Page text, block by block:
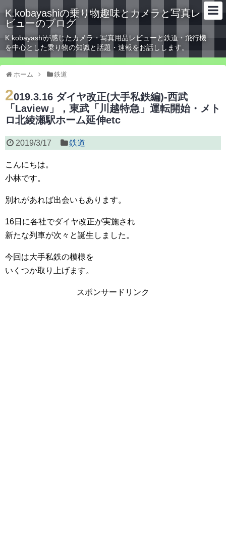
K.kobayashiの乗り物趣味とカメラと写真レ
ビューのブログ
K.kobayashiが感じたカメラ・写真用品レビューと鉄道・飛行機
を中心とした乗り物の知識と話題・速報をお話しします。
ホーム 鉄道
2019.3.16 ダイヤ改正(大手私鉄編)-西武
「Laview」，東武「川越特急」運転開始・メト
ロ北綾瀬駅ホーム延伸etc
2019/3/17 鉄道
こんにちは。
小林です。
別れがあれば出会いもあります。
16日に各社でダイヤ改正が実施され
新たな列車が次々と誕生しました。
今回は大手私鉄の模様を
いくつか取り上げます。
スポンサードリンク